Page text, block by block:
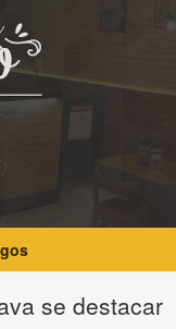
se destacar